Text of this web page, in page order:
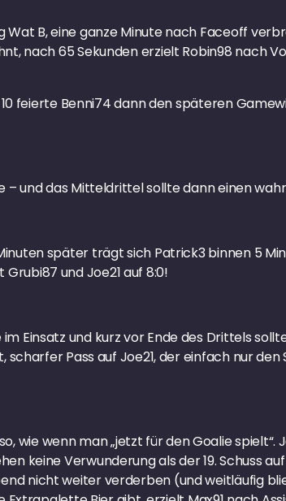
Wat B, eine ganze Minute nach Faceoff
nach 65 Sekunden erzielt Robin98 nach
feierte Benni74 dann den späteren
– und das Mitteldrittel sollte dann einen
später trägt sich Patrick3 binnen 5
und Joe21 auf 8:0!
Einsatz und kurz vor Ende des Drittels
scharfer Pass auf Joe21, der einfach nur
wie wenn man „jetzt für den Goalie spielt“.
keine Verwunderung als der 19. Schuss
nicht weiter verderben (und weitläufig